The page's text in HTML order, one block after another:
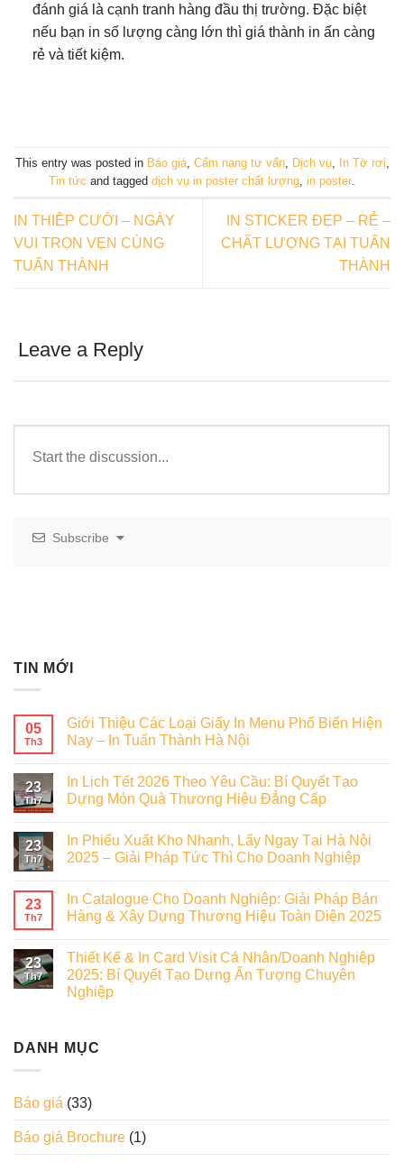
đánh giá là cạnh tranh hàng đầu thị trường. Đặc biệt
nếu bạn in số lượng càng lớn thì giá thành in ấn càng
rẻ và tiết kiệm.
This entry was posted in Báo giá, Cẩm nang tư vấn, Dịch vụ, In Tờ rơi
Tin tức and tagged dịch vụ in poster chất lượng in poster
IN THIỆP CƯỚI – NGÀY
VUI TRỌN VẸN CÙNG
TUẤN THÀNH
IN STICKER ĐẸP – RẺ –
CHẤT LƯỢNG TẠI TUẤN
THÀNH
Leave a Reply
Subscribe
TIN MỚI
05
Th3
Giới Thiệu Các Loại Giấy In Menu Phổ Biến Hiện
Nay – In Tuấn Thành Hà Nội
23
Th7
In Lịch Tết 2026 Theo Yêu Cầu: Bí Quyết Tạo
Dựng Món Quà Thương Hiệu Đẳng Cấp
23
Th7
In Phiếu Xuất Kho Nhanh, Lấy Ngay Tại Hà Nội
2025 – Giải Pháp Tức Thì Cho Doanh Nghiệp
23
Th7
In Catalogue Cho Doanh Nghiệp: Giải Pháp Bán
Hàng & Xây Dựng Thương Hiệu Toàn Diện 2025
23
Th7
Thiết Kế & In Card Visit Cá Nhân/Doanh Nghiệp
2025: Bí Quyết Tạo Dựng Ấn Tượng Chuyên
Nghiệp
DANH MỤC
Báo giá (33)
Báo giá Brochure (1)